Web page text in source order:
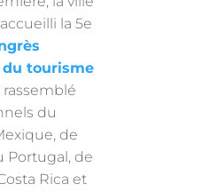
la 5e
tourisme
rassemblé
du
de
Portugal, de
Rica et